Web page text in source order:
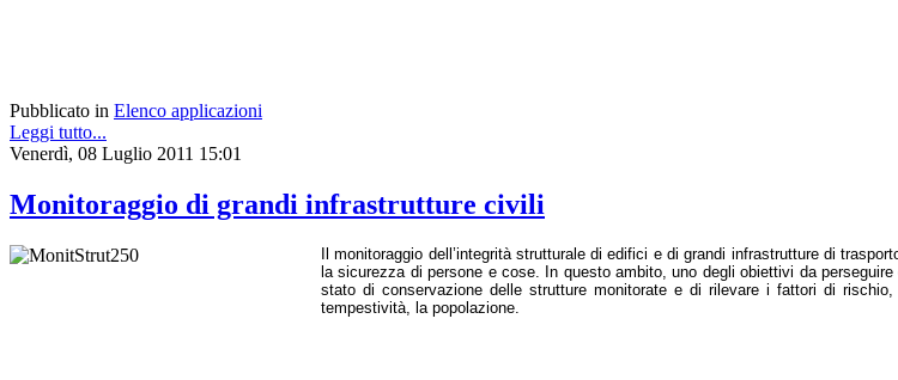
Pubblicato in Elenco applicazioni
Leggi tutto...
Venerdì, 08 Luglio 2011 15:01
Monitoraggio di grandi infrastrutture civili
Il monitoraggio dell’integrità strutturale di edifici e di grandi infrastrutture di
la sicurezza di persone e cose. In questo ambito, uno degli obiettivi da
stato di conservazione delle strutture monitorate e di rilevare i fattori di
tempestività, la popolazione.